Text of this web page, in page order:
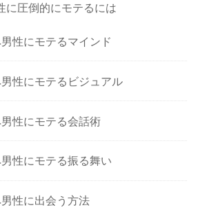
に圧倒的にモテるには
性にモテるマインド
性にモテるビジュアル
性にモテる会話術
性にモテる振る舞い
性に出会う方法